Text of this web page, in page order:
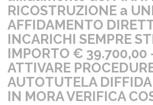
RICOSTRUZIONE a
AFFIDAMENTO
INCARICHI SEMPRE
IMPORTO € 39.700,00
ATTIVARE
AUTOTUTELA DIFFIDA
IN MORA VERIFICA